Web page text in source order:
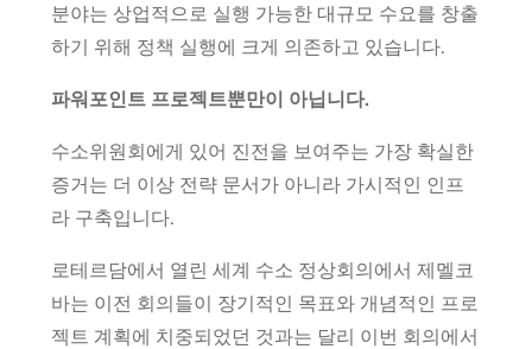
분야는 상업적으로 실행 가능한 대규모 수요를 창출
하기 위해 정책 실행에 크게 의존하고 있습니다.
파워포인트 프로젝트뿐만이 아닙니다.
수소위원회에게 있어 진전을 보여주는 가장 확실한
증거는 더 이상 전략 문서가 아니라 가시적인 인프
라 구축입니다.
로테르담에서 열린 세계 수소 정상회의에서 제멜코
바는 이전 회의들이 장기적인 목표와 개념적인 프로
젝트 계획에 치중되었던 것과는 달리 이번 회의에서